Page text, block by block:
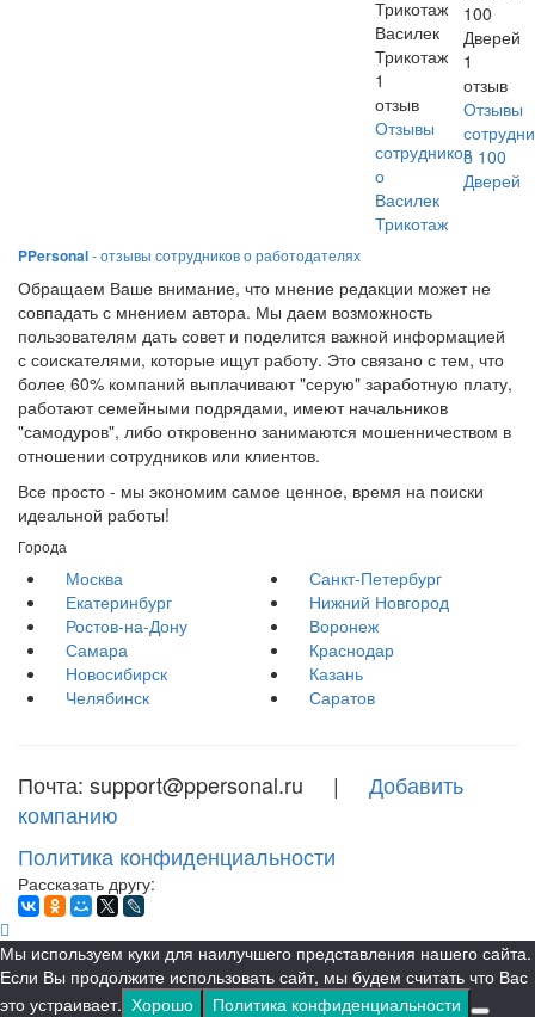
Василек
Трикотаж
1
отзыв
Отзывы
сотрудников
о
Василек
Трикотаж
100
Дверей
1
отзыв
Отзывы
о 100
Дверей
PPersonal- отзывы сотрудников о работодателях
Обращаем Ваше внимание, что мнение редакции может не
совпадать с мнением автора. Мы даем возможность
пользователям дать совет и поделится важной информацией
с соискателями, которые ищут работу. Это связано с тем, что
более 60% компаний выплачивают "серую" заработную плату,
работают семейными подрядами, имеют начальников
"самодуров", либо откровенно занимаются мошенничеством в
отношении сотрудников или клиентов.
Все просто - мы экономим самое ценное, время на поиски
идеальной работы!
Города
Москва
Санкт-Петербург
Екатеринбург
Нижний Новгород
Ростов-на-Дону
Воронеж
Самара
Краснодар
Новосибирск
Казань
Челябинск
Саратов
Почта: support@ppersonal.ru | Добавить
компанию
Политика конфиденциальности
Рассказать другу:
Мы используем куки для наилучшего представления нашего сайта.
Если Вы продолжите использовать сайт, мы будем считать что Вас
это устраивает. Хорошо Политика конфиденциальности